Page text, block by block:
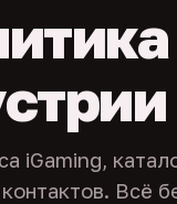
iGaming,
Всё